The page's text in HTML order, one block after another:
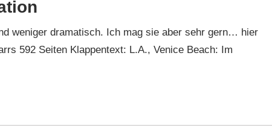
weniger dramatisch. Ich mag sie aber sehr gern… hier
592 Seiten Klappentext: L.A., Venice Beach: Im